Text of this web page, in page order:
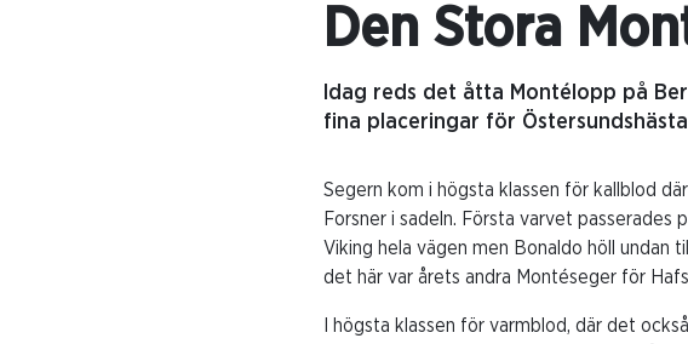
Den Stora
Idag reds det åtta Montélopp på
fina placeringar för
Segern kom i högsta klassen för kallblod
Forsner i sadeln. Första varvet passerades
Viking hela vägen men Bonaldo höll undan
det här var årets andra Montéseger för
I högsta klassen för varmblod, där det